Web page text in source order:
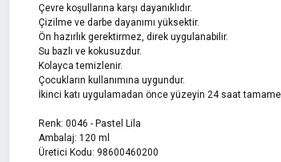
Çevre koşullarına karşı dayanıklıdır.
Çizilme ve darbe dayanımı yüksektir.
Ön hazırlık gerektirmez, direk uygulanabilir.
Su bazlı ve kokusuzdur.
Kolayca temizlenir.
Çocukların kullanımına uygundur.
İkinci katı uygulamadan önce yüzeyin 24 saat
Renk: 0046 - Pastel Lila
Ambalaj: 120 ml
Üretici Kodu: 98600460200